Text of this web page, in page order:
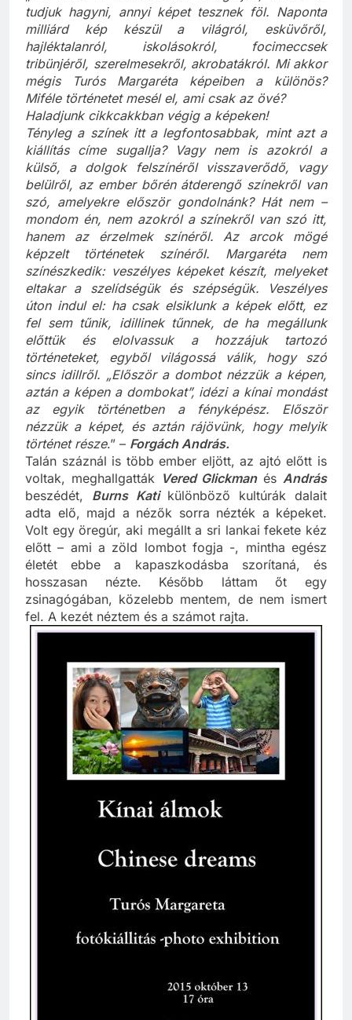
„Ha csak a Facebookot nézegetjük, abba se
tudjuk hagyni, annyi képet tesznek föl. Naponta
milliárd kép készül a világról, esküvőről,
hajléktalanról, iskolásokról, focimeccsek
tribünjéről, szerelmesekről, akrobatákról. Mi akkor
mégis Turós Margaréta képeiben a különös?
Miféle történetet mesél el, ami csak az övé?
Haladjunk cikkcakkban végig a képeken!
Tényleg a színek itt a legfontosabbak, mint azt a
kiállítás címe sugallja? Vagy nem is azokról a
külső, a dolgok felszínéről visszaverődő, vagy
belülről, az ember bőrén átderengő színekről van
szó, amelyekre először gondolnánk? Hát nem –
mondom én, nem azokról a színekről van szó itt,
hanem az érzelmek színéről. Az arcok mögé
képzelt történetek színéről. Margaréta nem
színészkedik: veszélyes képeket készít, melyeket
eltakar a szelídségük és szépségük. Veszélyes
úton indul el: ha csak elsiklunk a képek előtt, ez
fel sem tűnik, idillinek tűnnek, de ha megállunk
előttük és elolvassuk a hozzájuk tartozó
történeteket, egyből világossá válik, hogy szó
sincs idillről. „Először a dombot nézzük a képen,
aztán a képen a dombokat”, idézi a kínai mondást
az egyik történetben a fényképész. Először
nézzük a képet, és aztán rájövünk, hogy melyik
történet része .” –Forgách András.
Talán száznál is több ember eljött, az ajtó előtt is
voltak, meghallgattákVered GlickmanésAndrás
beszédét,Burns Katikülönböző kultúrák dalait
adta elő, majd a nézők sorra nézték a képeket.
Volt egy öregúr, aki megállt a sri lankai fekete kéz
előtt – ami a zöld lombot fogja -, mintha egész
életét ebbe a kapaszkodásba szorítaná, és
hosszasan nézte. Később láttam őt egy
zsinagógában, közelebb mentem, de nem ismert
fel. A kezét néztem és a számot rajta.